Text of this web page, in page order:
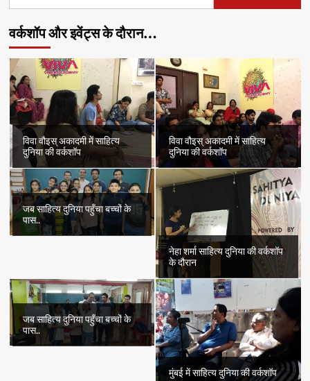
करते
उनके
शे’र…
वर्कशॉप और इवेंट्स के दौरान…
विवा वौइस् अकादमी में साहित्य
दुनिया की वर्कशॉप
विवा वौइस् अकादमी में साहित्य
दुनिया की वर्कशॉप
जब साहित्य दुनिया पहुँचा बच्चों के
पास..
नेहा शर्मा साहित्य दुनिया की वर्कशॉप
के दौरान
जब साहित्य दुनिया पहुँचा बच्चों के
पास..
मुंबई में साहित्य दुनिया की वर्कशॉप